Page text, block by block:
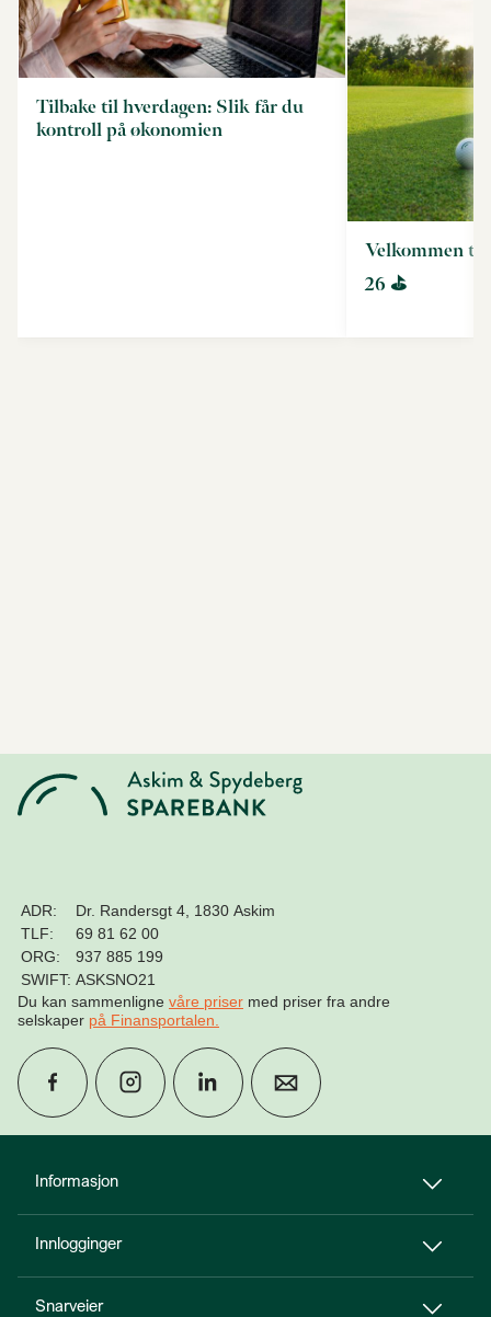
Tilbake til hverdagen: Slik får du
kontroll på økonomien
Velkommen til
26 ⛳
Informasjon
Innlogginger
Snarveier
ADR:
Dr. Randersgt 4, 1830 Askim
TLF:
69 81 62 00
ORG:
937 885 199
SWIFT: ASKSNO21
Du kan sammenligne våre priser med priser fra andre
selskaper på Finansportalen